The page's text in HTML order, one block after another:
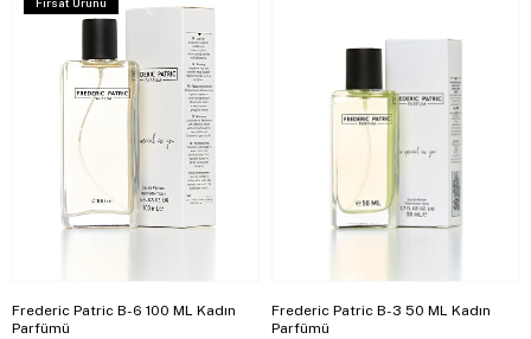
Frederic Patric B-6 100 ML Kadın
Parfümü
Frederic Patric B-3 50 ML Kadın
Parfümü